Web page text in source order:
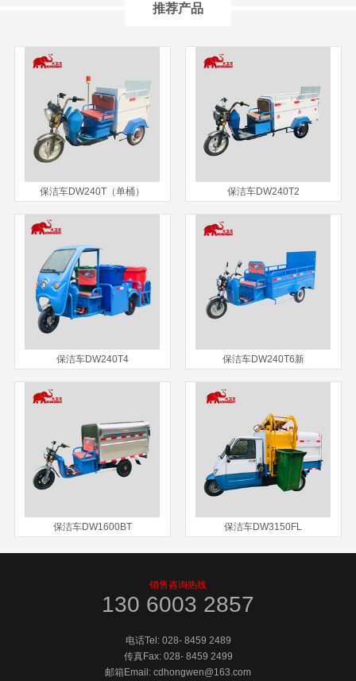
推荐产品
保洁车DW240T（单桶） 保洁车DW240T2
保洁车DW240T4 保洁车DW240T6新
保洁车DW1600BT 保洁车DW3150FL
销售咨询热线
130 6003 2857
电话Tel: 028- 8459 2489
传真Fax: 028- 8459 2499
邮箱Email: cdhongwen@163.com